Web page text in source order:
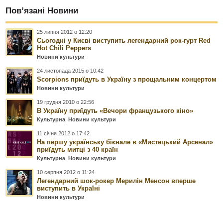
Пов’язані Новини
25 липня 2012 о 12:20
Сьогодні у Києві виступить легендарний рок-гурт Red
Hot Chili Peppers
Новини культури
24 листопада 2015 о 10:42
Scorpions приїдуть в Україну з прощальним концертом
Новини культури
19 грудня 2010 о 22:56
В Україну приїдуть «Вечори французького кіно»
Культурна ,Новини культури
11 січня 2012 о 17:42
На першу українську бієнале в «Мистецький Арсенал»
приїдуть митці з 40 країн
Культурна ,Новини культури
10 серпня 2012 о 11:24
Легендарний шок-рокер Мерилін Менсон вперше
виступить в Україні
Новини культури